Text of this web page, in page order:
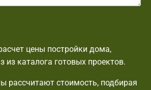
цены постройки дома,
из каталога готовых проектов.
рассчитают стоимость, подбирая